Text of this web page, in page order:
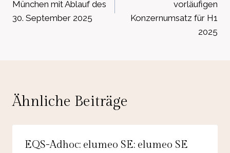
München mit Ablauf des
30. September 2025
vorläufigen
Konzernumsatz für H1
2025
Ähnliche Beiträge
EQS-Adhoc: elumeo SE: elumeo SE